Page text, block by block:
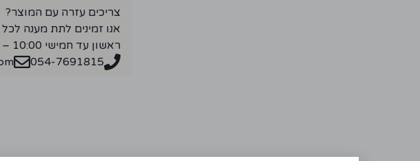
צריכים עזרה עם המוצר?
אנו זמינים לתת מענה
ראשון עד חמישי 10:00 – 18:00
054-7691815